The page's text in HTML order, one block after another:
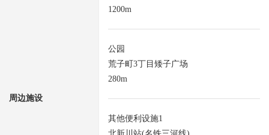
周边施设
1200m
公园
荒子町3丁目矮子广场
280m
其他便利设施1